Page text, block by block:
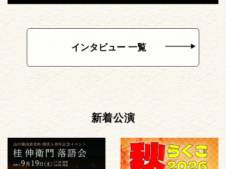
インタビュー 一覧
新着公演